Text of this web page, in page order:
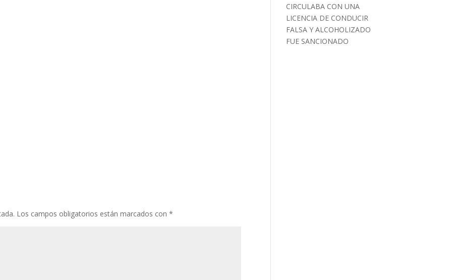
Los campos obligatorios están marcados con*
CIRCULABA CON UNA
LICENCIA DE CONDUCIR
FALSA Y ALCOHOLIZADO
FUE SANCIONADO